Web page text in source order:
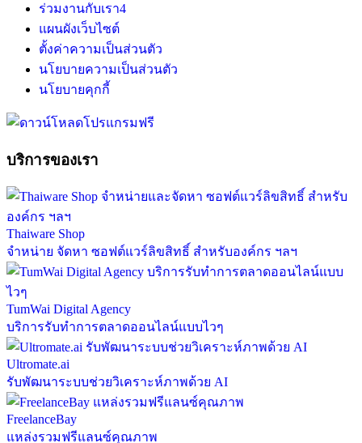
ร่วมงานกับเรา4
แผนผังเว็บไซต์
ตั้งค่าความเป็นส่วนตัว
นโยบายความเป็นส่วนตัว
นโยบายคุกกี้
บริการของเรา
Thaiware Shop
จำหน่าย จัดหา ซอฟต์แวร์ลิขสิทธิ์ สำหรับองค์กร ฯลฯ
TumWai Digital Agency
บริการรับทำการตลาดออนไลน์แบบไวๆ
Ultromate.ai
รับพัฒนาระบบช่วยวิเคราะห์ภาพด้วย AI
FreelanceBay
แหล่งรวมฟรีแลนซ์คุณภาพ